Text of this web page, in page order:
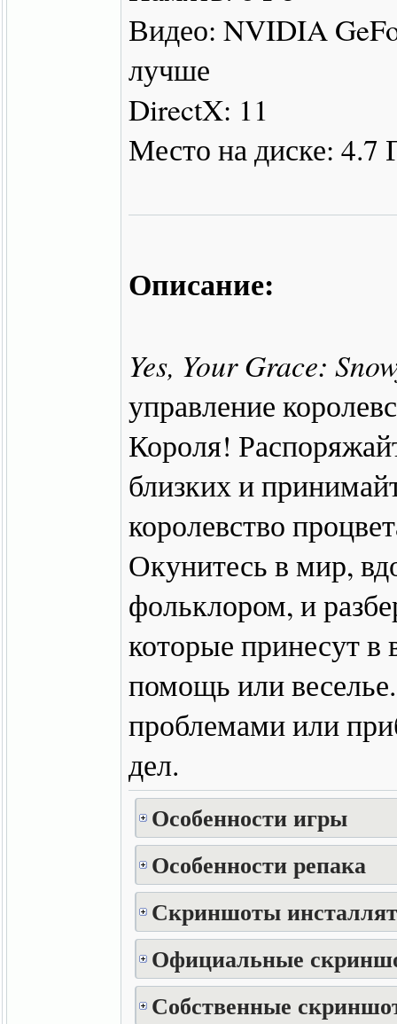
Видео: NVIDIA
лучше
DirectX: 11
Место на диске: 4.7
Описание:
Yes, Your Grace:
управление
Короля!
близких и
королевство
Окунитесь в мир,
фольклором, и
которые принесут
помощь или
проблемами или
дел.
Особенности игры
Особенности репака
Скриншоты
Официальные
Собственные